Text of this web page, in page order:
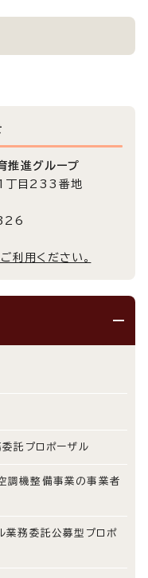
推進グループ
目233番地
利用ください。
託プロポーザル
調機整備事業の事業者
業務委託公募型プロポ